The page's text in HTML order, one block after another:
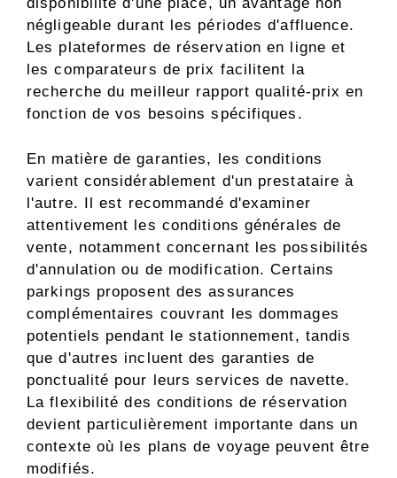
négligeable durant les périodes d'affluence.
Les plateformes de réservation en ligne et
les comparateurs de prix facilitent la
recherche du meilleur rapport qualité-prix en
fonction de vos besoins spécifiques.
En matière de garanties, les conditions
varient considérablement d'un prestataire à
l'autre. Il est recommandé d'examiner
attentivement les conditions générales de
vente, notamment concernant les possibilités
d'annulation ou de modification. Certains
parkings proposent des assurances
complémentaires couvrant les dommages
potentiels pendant le stationnement, tandis
que d'autres incluent des garanties de
ponctualité pour leurs services de navette.
La flexibilité des conditions de réservation
devient particulièrement importante dans un
contexte où les plans de voyage peuvent être
modifiés.